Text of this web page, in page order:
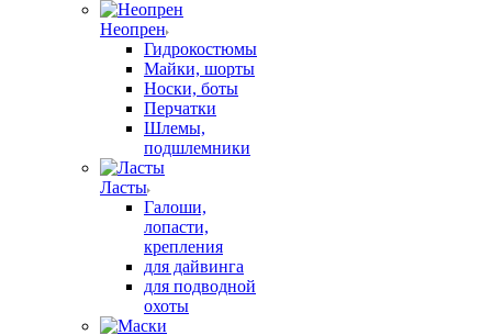
Неопрен
Гидрокостюмы
Майки, шорты
Носки, боты
Перчатки
Шлемы,
подшлемники
Ласты
Галоши,
лопасти,
крепления
для дайвинга
для подводной
охоты